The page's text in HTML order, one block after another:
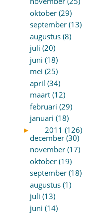
oktober (29)
september (13)
augustus (8)
juli (20)
juni (18)
mei (25)
april (34)
maart (12)
februari (29)
januari (18)
►
2011 (126)
december (30)
november (17)
oktober (19)
september (18)
augustus (1)
juli (13)
juni (14)